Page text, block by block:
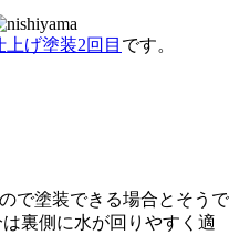
上げ塗装2回目 です。
で塗装できる場合とそうで
裏側に水が回りやすく適